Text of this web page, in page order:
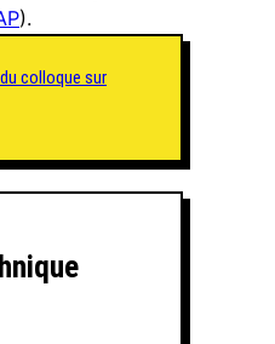
).
colloque sur